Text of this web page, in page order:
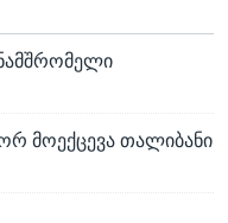
მოექცევა თალიბანი